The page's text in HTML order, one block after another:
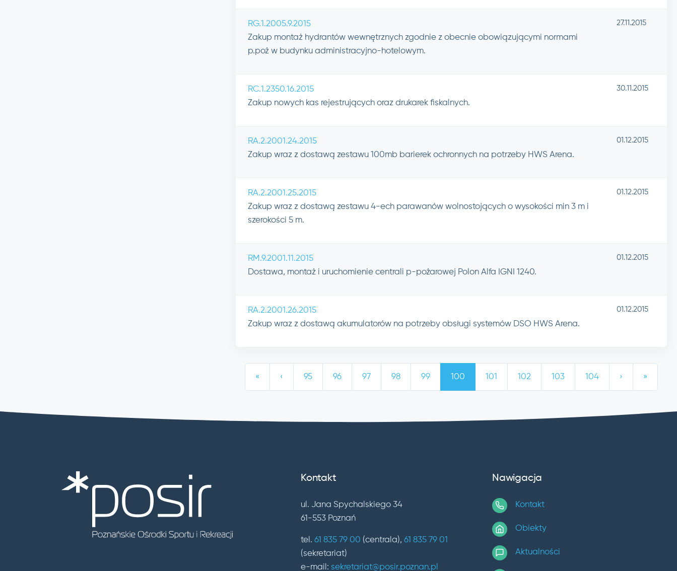
RG.1.2005.9.2015
Zakup montaż hydrantów wewnętrznych zgodnie z obecnie obowiązującymi normami
p.poż w budynku administracyjno-hotelowym.
27.11.2015
RC.1.2350.16.2015
Zakup nowych kas rejestrujących oraz drukarek fiskalnych.
30.11.2015
RA.2.2001.24.2015
Zakup wraz z dostawą zestawu 100mb barierek ochronnych na potrzeby HWS Arena.
01.12.2015
RA.2.2001.25.2015
Zakup wraz z dostawą zestawu 4-ech parawanów wolnostojących o wysokości min 3 m i
szerokości 5 m.
01.12.2015
RM.9.2001.11.2015
Dostawa, montaż i uruchomienie centrali p-pożarowej Polon Alfa IGNI 1240.
01.12.2015
RA.2.2001.26.2015
Zakup wraz z dostawą akumulatorów na potrzeby obsługi systemów DSO HWS Arena.
01.12.2015
« ‹ 95 96 97 98 99 100 101 102 103 104 › »
Kontakt
ul. Jana Spychalskiego 34
61-553 Poznań
tel. 61 835 79 00 (centrala), 61 835 79 01
(sekretariat)
e-mail: sekretariat@posir.poznan.pl
Nawigacja
Kontakt
Obiekty
Aktualności